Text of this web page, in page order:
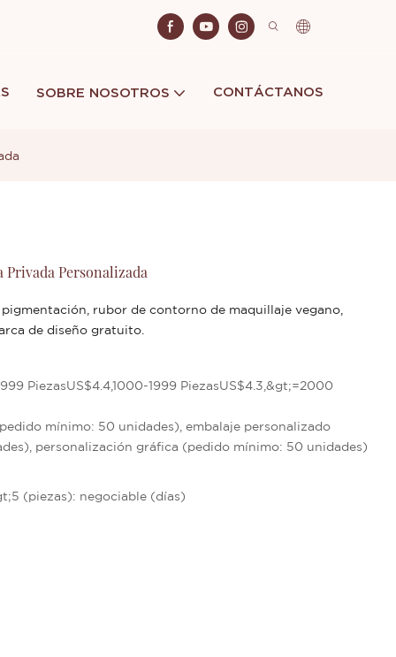
SOBRE NOSOTROS CONTÁCTANOS
Privada Personalizada
rubor de contorno de maquillaje vegano,
de diseño gratuito.
PiezasUS$4.4,1000-1999 PiezasUS$4.3,&gt;=2000
mínimo: 50 unidades), embalaje personalizado
personalización gráfica (pedido mínimo: 50 unidades)
(piezas): negociable (días)